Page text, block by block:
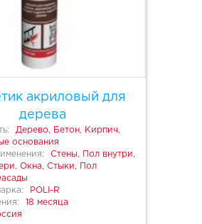
акриловый для
дерева
Дерево, Бетон, Кирпич,
основания
Стены, Пол внутри,
Окна, Стыки, Пол
POLI-R
18 месяца